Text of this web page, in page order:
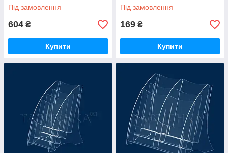
Під замовлення
604 ₴
Купити
Під замовлення
169 ₴
Купити